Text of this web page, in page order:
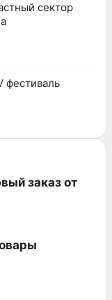
сектор
фестиваль
заказ от